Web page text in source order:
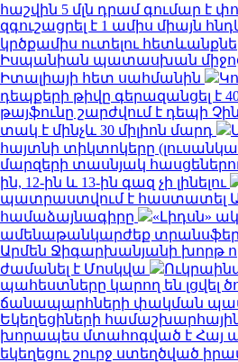
հաշվին 5 մլն դրամ գումար է
զգուշացրել է 1 ամիս միայն
կրծքամիս ուտելու
Իսպանիան պատասխան
Իտալիայի հետ սահմանին
դեպքերի թիվը գերազանցել է
թայֆունը շարժվում է դեպի
տակ է մինչև 30 միլիոն մարդ
հայտնի տիկտոկերը
մարզերի տասնյակ
ին, 12-ին և 13-ին գազ չի լինելու
պատրաստվում է հաստատել
համաձայնագիրը
«Լիդսն»
ամենաթանկարժեք
Արմեն Ջիգարխանյանի խորթ
ժամանել է Մոսկվա
պահեստները կարող են լցվել
ճանապարհների փակման
Եկեղեցիների
խորապես մտահոգված է Հայ
եկեղեցու շուրջ ստեղծված